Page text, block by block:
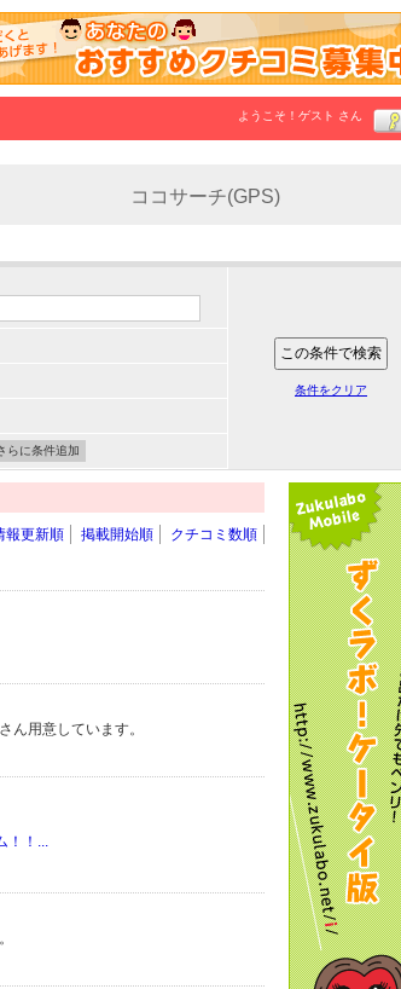
ようこそ！ ゲスト さん
ココサーチ(GPS)
らに条件追加
条件をクリア
報更新順 掲載開始順 クチコミ数順
ん用意しています。
！！...